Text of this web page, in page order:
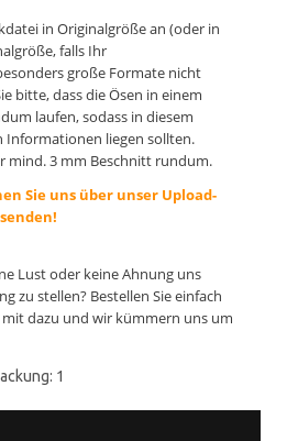
in Originalgröße an (oder in
falls Ihr
große Formate nicht
bitte, dass die Ösen in einem
laufen, sodass in diesem
Informationen liegen sollten.
mind. 3 mm Beschnitt rundum.
Sie uns über unser Upload-
Lust oder keine Ahnung uns
zu stellen? Bestellen Sie einfach
mit dazu und wir kümmern uns um
1